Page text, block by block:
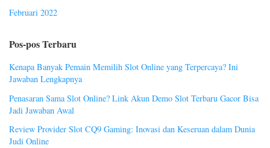
Februari 2022
Pos-pos Terbaru
Kenapa Banyak Pemain Memilih Slot Online yang Terpercaya? Ini
Jawaban Lengkapnya
Penasaran Sama Slot Online? Link Akun Demo Slot Terbaru Gacor Bisa
Jadi Jawaban Awal
Review Provider Slot CQ9 Gaming: Inovasi dan Keseruan dalam Dunia
Judi Online